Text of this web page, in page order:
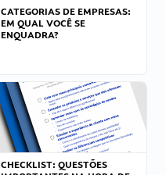
CATEGORIAS DE EMPRESAS:
EM QUAL VOCÊ SE
ENQUADRA?
CHECKLIST: QUESTÕES